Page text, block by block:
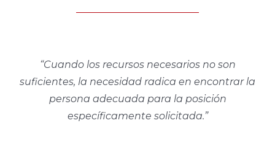
“Cuando los recursos necesarios no son
suficientes, la necesidad radica en encontrar la
persona adecuada para la posición
específicamente solicitada.”